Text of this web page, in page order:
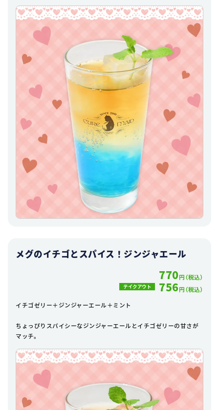
メグのイチゴとスパイス！ジンジャエール
770円（税込）
テイクアウト 756円（税込）
イチゴゼリー＋ジンジャーエール＋ミント
ちょっぴりスパイシーなジンジャーエールとイチゴゼリーの甘さが
マッチ。